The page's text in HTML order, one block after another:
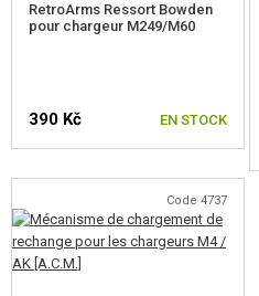
MOTEURS, PIGNONS
PIECES EXTERNES AEG
PIECES POUR RÉPLIQUES SNIPER
PIECES RÉPLIQUE A GAZ
HPA
RetroArms Ressort Bowden
pour chargeur M249/M60
390 Kč EN STOCK
Code 4737